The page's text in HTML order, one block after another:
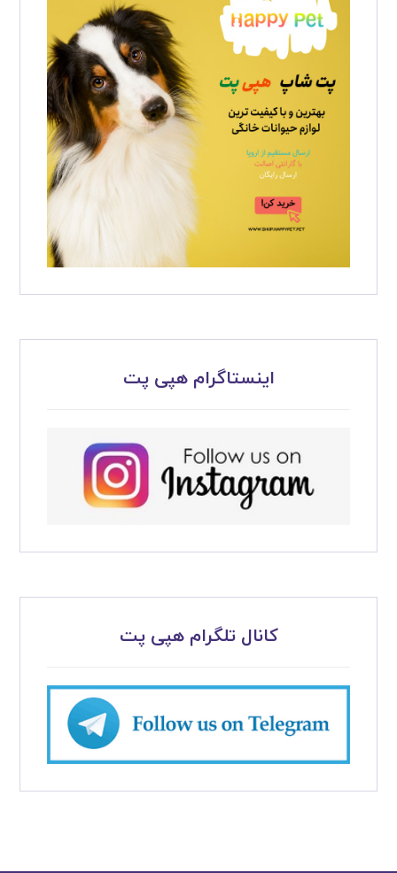
اینستاگرام هپی پت
کانال تلگرام هپی پت